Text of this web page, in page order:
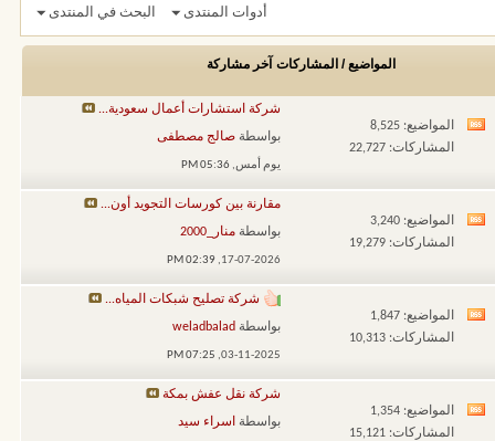
أدوات المنتدى البحث في المنتدى
المواضيع / المشاركات آخر مشاركة
مشاهدة
هذا
المنتدى
المواضيع: 8,525
المشاركات: 22,727
شركة استشارات أعمال سعودية...
بواسطة صالج مصطفى
يوم أمس, 05:36 PM
مشاهدة
هذا
المنتدى
المواضيع: 3,240
المشاركات: 19,279
مقارنة بين كورسات التجويد أون...
بواسطة منار_2000
17-07-2026,
02:39 PM
مشاهدة
هذا
المنتدى
المواضيع: 1,847
المشاركات: 10,313
شركة تصليح شبكات المياه...
بواسطة weladbalad
03-11-2025,
07:25 PM
مشاهدة
المواضيع: 1,354
المشاركات: 15,121
شركة نقل عفش بمكة
بواسطة اسراء سيد